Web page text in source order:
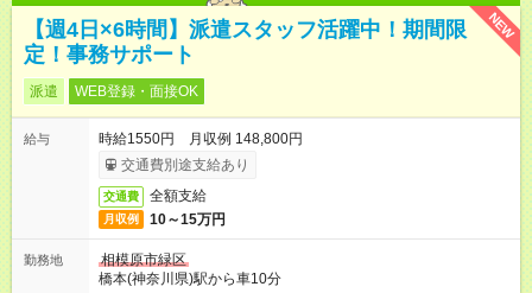
NEW
【週4日×6時間】派遣スタッフ活躍中！期間限
定！事務サポート
派遣 WEB登録・面接OK
給与
時給1550円 月収例 148,800円
交通費別途支給あり
交通費 全額支給
月収例 10～15万円
勤務地
相模原市緑区
橋本(神奈川県)駅から車10分